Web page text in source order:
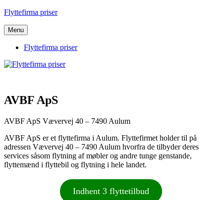
Videre
indhold
Flyttefirma priser
Menu
Flyttefirma priser
AVBF ApS
AVBF ApS Vævervej 40 – 7490 Aulum
AVBF ApS er et flyttefirma i Aulum. Flyttefirmet holder til på
adressen Vævervej 40 – 7490 Aulum hvorfra de tilbyder deres
services såsom flytning af møbler og andre tunge genstande,
flyttemænd i flyttebil og flytning i hele landet.
Indhent 3 flyttetilbud